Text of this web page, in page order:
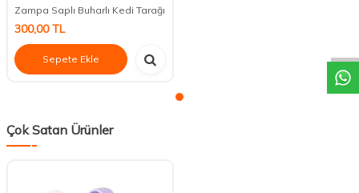
Zampa Saplı Buharlı Kedi Tarağı
300,00TL
Sepete Ekle
Çok Satan Ürünler